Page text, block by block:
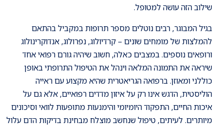
שילוב הזה עושה למטופל.
בגיל המבוגר, רבים נוטלים מספר תרופות במקביל בהתאם
להמלצות של מומחים שונים – קרדיולוג, נפרולוג, אנדוקרינולוג
ורופאים נוספים. במצבים כאלה, חשוב שיהיה גורם רפואי אחד
שיראה את התמונה המלאה וינהל את הטיפול התרופתי באופן
כוללני ומאוזן. ברפואה הגריאטרית שהיא מקצוע עם ראייה
הוליסטית, הדגש אינו רק על איזון מדדים רפואיים, אלא גם על
איכות החיים, התפקוד היומיומי והימנעות מתופעות לוואי וסיכונים
מיותרים. לעיתים, טיפול שנחשב מוצלח מבחינת בדיקות הדם עלול